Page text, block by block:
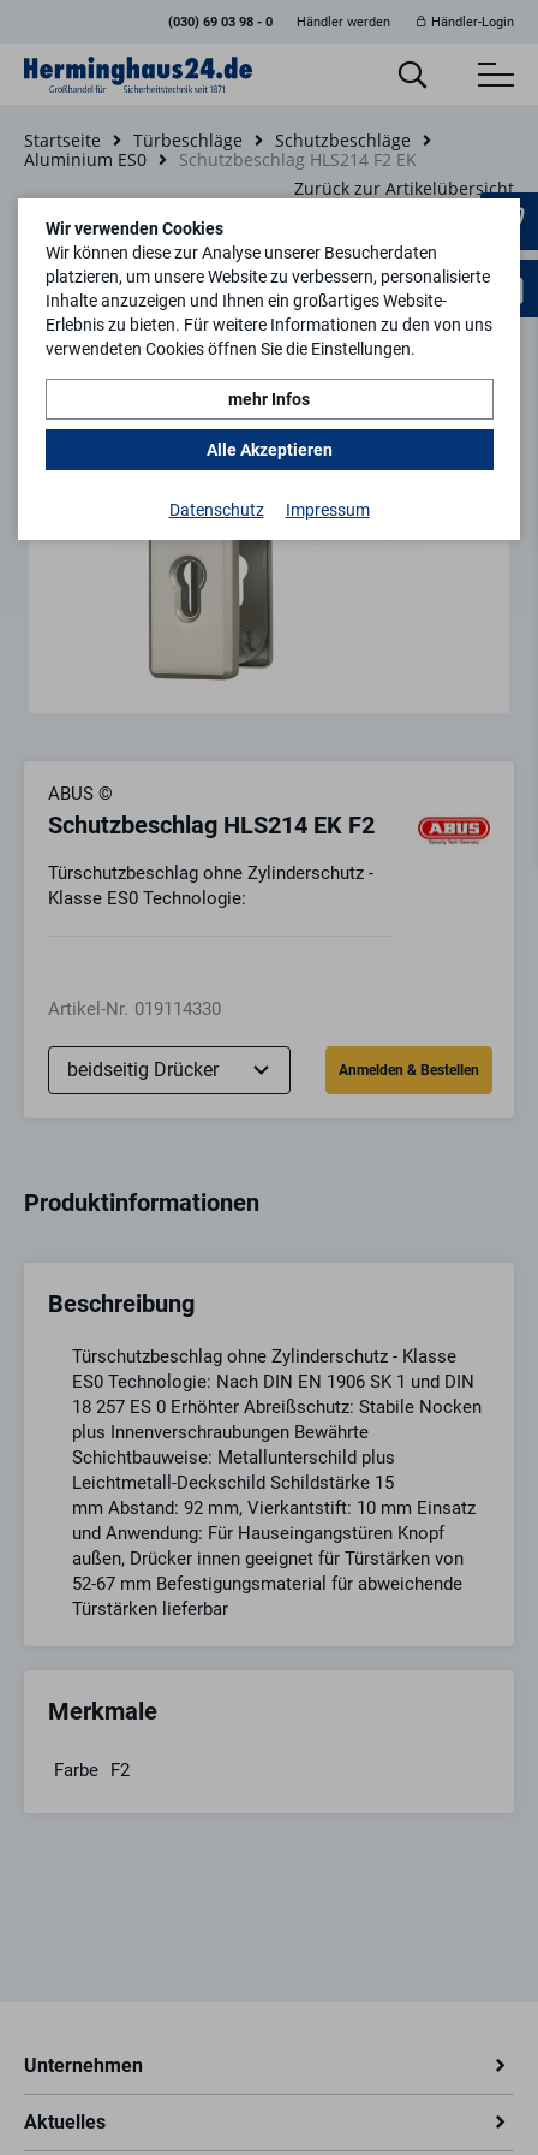
(030) 69 03 98 - 0 Händler werden Händler-Login
Startseite Türbeschläge
Schutzbeschläge
Aluminium ES0
Schutzbeschlag HLS214 F2 EK
Zurück zur Artikelübersicht
ABUS ©
Schutzbeschlag HLS214 EK F2
Türschutzbeschlag ohne Zylinderschutz -
Klasse ES0 Technologie:
Artikel-Nr. 019114330
Produktinformationen
Beschreibung
Türschutzbeschlag ohne Zylinderschutz - Klasse
ES0 Technologie: Nach DIN EN 1906 SK 1 und DIN
18 257 ES 0 Erhöhter Abreißschutz: Stabile Nocken
plus Innenverschraubungen Bewährte
Schichtbauweise: Metallunterschild plus
Leichtmetall-Deckschild Schildstärke 15
mm Abstand: 92 mm, Vierkantstift: 10 mm Einsatz
und Anwendung: Für Hauseingangstüren Knopf
außen, Drücker innen geeignet für Türstärken von
52-67 mm Befestigungsmaterial für abweichende
Türstärken lieferbar
Merkmale
Farbe F2
Unternehmen
Aktuelles
Wir verwenden Cookies
Wir können diese zur Analyse unserer Besucherdaten
platzieren, um unsere Website zu verbessern, personalisierte
Inhalte anzuzeigen und Ihnen ein großartiges Website-
Erlebnis zu bieten. Für weitere Informationen zu den von uns
verwendeten Cookies öffnen Sie die Einstellungen.
mehr Infos
Alle Akzeptieren
Datenschutz Impressum